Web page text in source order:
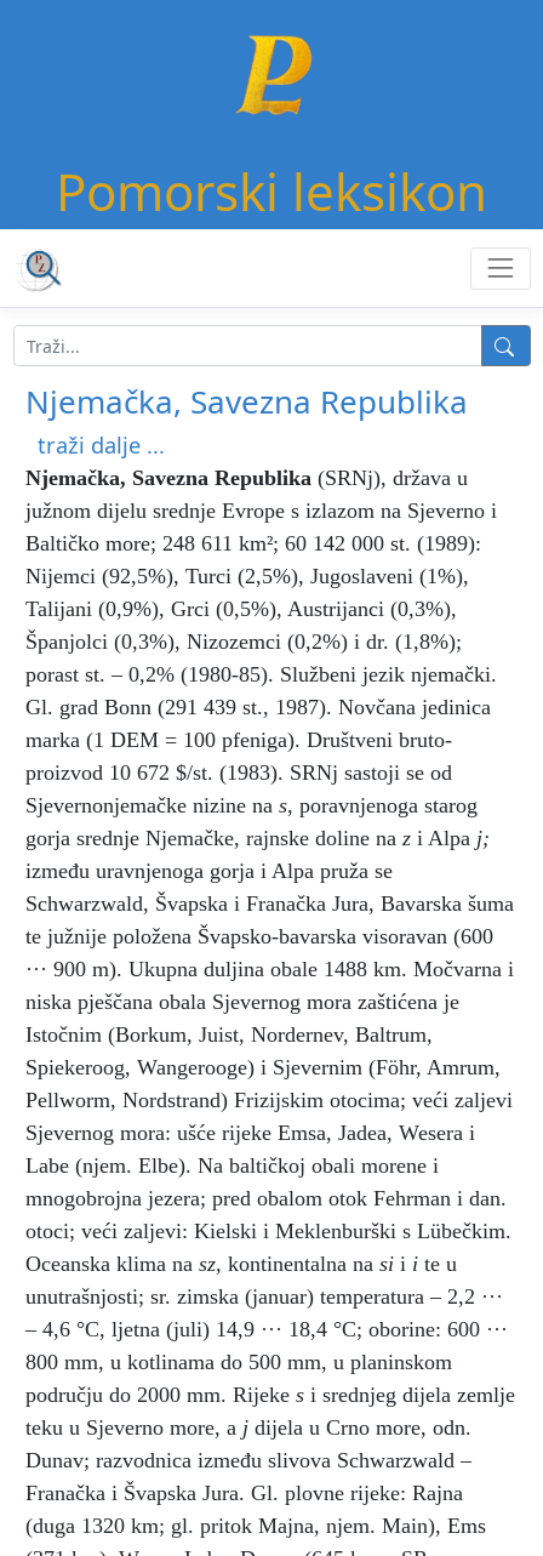
Pomorski leksikon
Njemačka, Savezna Republika
traži dalje ...
Njemačka, Savezna Republika (SRNj), država u
južnom dijelu srednje Evrope s izlazom na Sjeverno i
Baltičko more; 248 611 km²; 60 142 000 st. (1989):
Nijemci (92,5%), Turci (2,5%), Jugoslaveni (1%),
Talijani (0,9%), Grci (0,5%), Austrijanci (0,3%),
Španjolci (0,3%), Nizozemci (0,2%) i dr. (1,8%);
porast st. – 0,2% (1980-85). Službeni jezik njemački.
Gl. grad Bonn (291 439 st., 1987). Novčana jedinica
marka (1 DEM = 100 pfeniga). Društveni bruto-
proizvod 10 672 $/st. (1983). SRNj sastoji se od
Sjevernonjemačke nizine na s, poravnjenoga starog
gorja srednje Njemačke, rajnske doline na z i Alpa j;
između uravnjenoga gorja i Alpa pruža se
Schwarzwald, Švapska i Franačka Jura, Bavarska šuma
te južnije položena Švapsko-bavarska visoravan (600
··· 900 m). Ukupna duljina obale 1488 km. Močvarna i
niska pješčana obala Sjevernog mora zaštićena je
Istočnim (Borkum, Juist, Nordernev, Baltrum,
Spiekeroog, Wangerooge) i Sjevernim (Föhr, Amrum,
Pellworm, Nordstrand) Frizijskim otocima; veći zaljevi
Sjevernog mora: ušće rijeke Emsa, Jadea, Wesera i
Labe (njem. Elbe). Na baltičkoj obali morene i
mnogobrojna jezera; pred obalom otok Fehrman i dan.
otoci; veći zaljevi: Kielski i Meklenburški s Lübečkim.
Oceanska klima na sz, kontinentalna na si i i te u
unutrašnjosti; sr. zimska (januar) temperatura – 2,2 ···
– 4,6 °C, ljetna (juli) 14,9 ··· 18,4 °C; oborine: 600 ···
800 mm, u kotlinama do 500 mm, u planinskom
području do 2000 mm. Rijeke s i srednjeg dijela zemlje
teku u Sjeverno more, a j dijela u Crno more, odn.
Dunav; razvodnica između slivova Schwarzwald –
Franačka i Švapska Jura. Gl. plovne rijeke: Rajna
(duga 1320 km; gl. pritok Majna, njem. Main), Ems